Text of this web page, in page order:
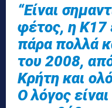
“Είναι
φέτος, η Κ17
πάρα πολλά
του 2008,
Κρήτη και
Ο λόγος